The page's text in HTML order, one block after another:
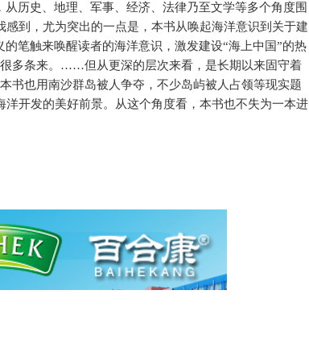
历史、地理、军事、经济、法律乃至文学等多个角度围
到，尤为突出的一点是，本书从唤起海洋意识到关于建
笔触来唤醒读者的海洋意识，激发建设“海上中国”的热
多条来。……但从更深的层次来看，是长期以来固守着
书也用南沙群岛被人争夺，不少岛屿被人占领等现实题
开发的美好前景。从这个角度看，本书也不失为一本进